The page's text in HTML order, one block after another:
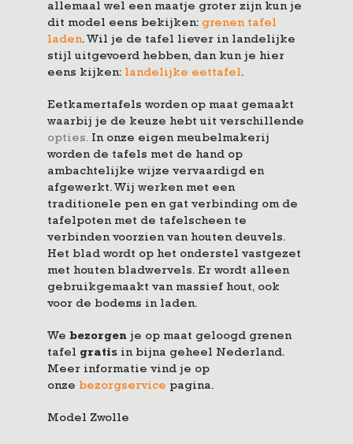
allemaal wel een maatje groter zijn kun je
dit model eens bekijken: grenen tafel
laden. Wil je de tafel liever in landelijke
stijl uitgevoerd hebben, dan kun je hier
eens kijken: landelijke eettafel.
Eetkamertafels worden op maat gemaakt
waarbij je de keuze hebt uit verschillende
opties. In onze eigen meubelmakerij
worden de tafels met de hand op
ambachtelijke wijze vervaardigd en
afgewerkt. Wij werken met een
traditionele pen en gat verbinding om de
tafelpoten met de tafelscheen te
verbinden voorzien van houten deuvels.
Het blad wordt op het onderstel vastgezet
met houten bladwervels. Er wordt alleen
gebruikgemaakt van massief hout, ook
voor de bodems in laden.
We bezorgen je op maat geloogd grenen
tafel gratis in bijna geheel Nederland.
Meer informatie vind je op
onze bezorgservice pagina.
Model Zwolle